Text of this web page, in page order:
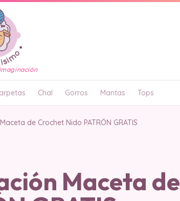
Chal Gorros Mantas Tops
de Crochet Nido PATRÓN GRATIS
Maceta de